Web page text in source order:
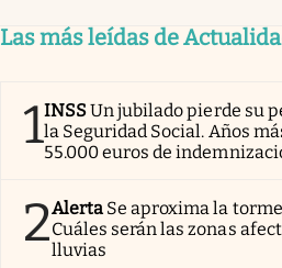
Las más leídas de
1INSSUn jubilado pierde su
la Seguridad Social. Años
55.000 euros de
2Alerta Se aproxima la
Cuáles serán las zonas
lluvias